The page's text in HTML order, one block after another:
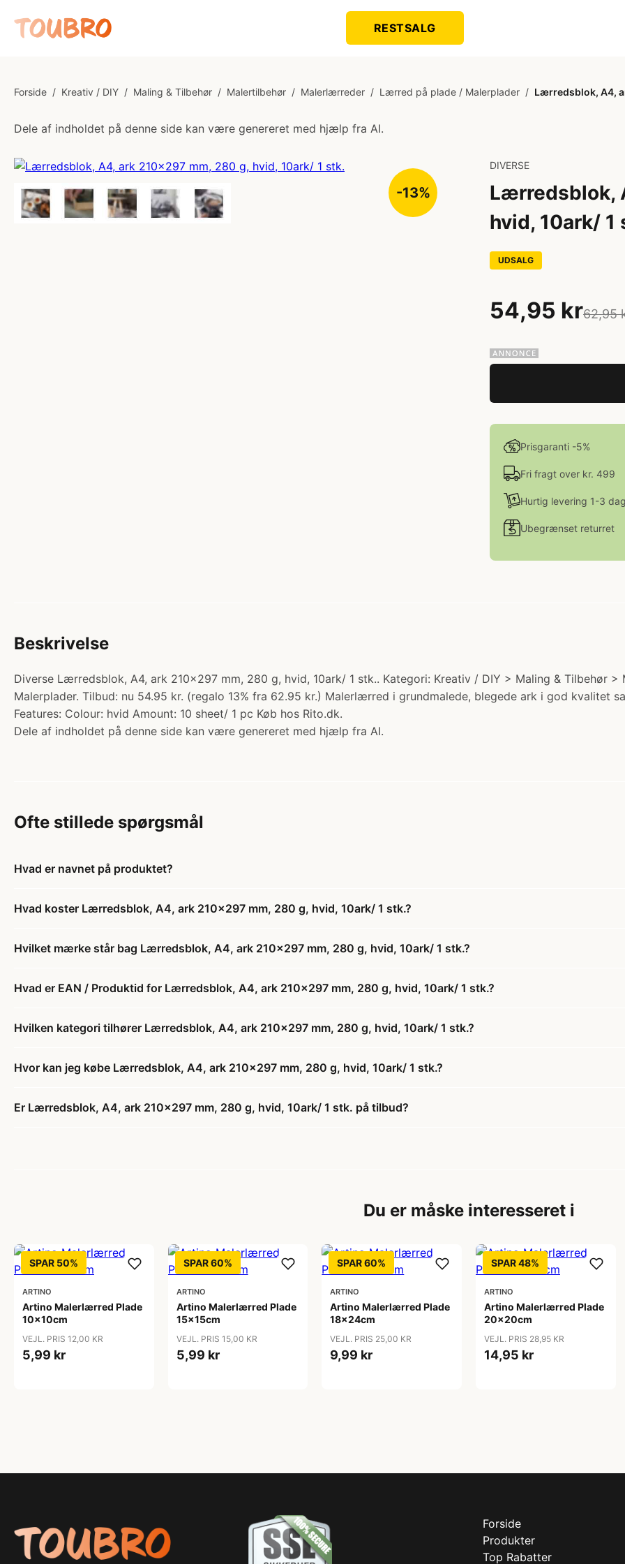
RESTSALG
Forside / Kreativ / DIY / Maling & Tilbehør / Malertilbehør / Malerlærreder / Lærred på plade / Malerplader / Lærredsblok, A4,
Dele af indholdet på denne side kan være genereret med hjælp fra AI.
-13%
DIVERSE
Lærredsblok,
hvid, 10ark/ 1
UDSALG
54,95 kr62,95
Prisgaranti -5%
Fri fragt over kr. 499
Hurtig levering 1-3
Ubegrænset returret
Beskrivelse
Diverse Lærredsblok, A4, ark 210x297 mm, 280 g, hvid, 10ark/ 1 stk.. Kategori: Kreativ / DIY > Maling &
Malerplader. Tilbud: nu 54.95 kr. (regalo 13% fra 62.95 kr.) Malerlærred i grundmalede, blegede ark i god kvalitet
Features: Colour: hvid Amount: 10 sheet/ 1 pc Køb hos Rito.dk.
Dele af indholdet på denne side kan være genereret med hjælp fra AI.
Ofte stillede spørgsmål
Hvad er navnet på produktet?
Hvad koster Lærredsblok, A4, ark 210x297 mm, 280 g, hvid, 10ark/ 1 stk.?
Hvilket mærke står bag Lærredsblok, A4, ark 210x297 mm, 280 g, hvid, 10ark/ 1 stk.?
Hvad er EAN / Produktid for Lærredsblok, A4, ark 210x297 mm, 280 g, hvid, 10ark/ 1 stk.?
Hvilken kategori tilhører Lærredsblok, A4, ark 210x297 mm, 280 g, hvid, 10ark/ 1 stk.?
Hvor kan jeg købe Lærredsblok, A4, ark 210x297 mm, 280 g, hvid, 10ark/ 1 stk.?
Er Lærredsblok, A4, ark 210x297 mm, 280 g, hvid, 10ark/ 1 stk. på tilbud?
Du er måske interesseret i
SPAR 50%
ARTINO
Artino Malerlærred Plade
10x10cm
VEJL. PRIS 12,00 KR
5,99 kr
SPAR 60%
ARTINO
Artino Malerlærred Plade
15x15cm
VEJL. PRIS 15,00 KR
5,99 kr
SPAR 60%
ARTINO
Artino Malerlærred Plade
18x24cm
VEJL. PRIS 25,00 KR
9,99 kr
SPAR 48%
ARTINO
Artino Malerlærred Plade
20x20cm
VEJL. PRIS 28,95 KR
14,95 kr
Forside
Produkter
Top Rabatter